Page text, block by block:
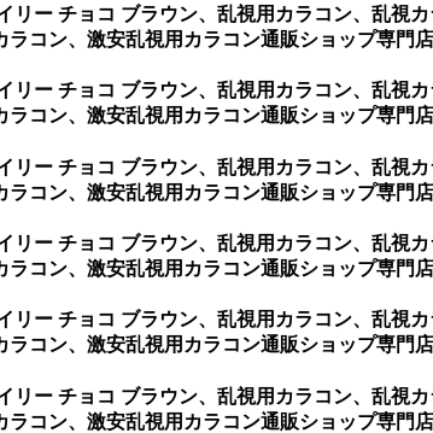
リー チョコ ブラウン、乱視用カラコン、乱
ラコン、激安乱視用カラコン通販ショップ専門
リー チョコ ブラウン、乱視用カラコン、乱
ラコン、激安乱視用カラコン通販ショップ専門
リー チョコ ブラウン、乱視用カラコン、乱
ラコン、激安乱視用カラコン通販ショップ専門
リー チョコ ブラウン、乱視用カラコン、乱
ラコン、激安乱視用カラコン通販ショップ専門
リー チョコ ブラウン、乱視用カラコン、乱
ラコン、激安乱視用カラコン通販ショップ専門
リー チョコ ブラウン、乱視用カラコン、乱
ラコン、激安乱視用カラコン通販ショップ専門